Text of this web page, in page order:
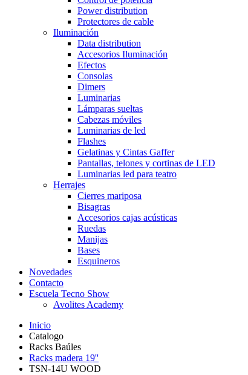
Power distribution
Protectores de cable
Iluminación
Data distribution
Accesorios Iluminación
Efectos
Consolas
Dimers
Luminarias
Lámparas sueltas
Cabezas móviles
Luminarias de led
Flashes
Gelatinas y Cintas Gaffer
Pantallas, telones y cortinas de LED
Luminarias led para teatro
Herrajes
Cierres mariposa
Bisagras
Accesorios cajas acústicas
Ruedas
Manijas
Bases
Esquineros
Novedades
Contacto
Escuela Tecno Show
Avolites Academy
Inicio
Catalogo
Racks Baúles
Racks madera 19''
TSN-14U WOOD